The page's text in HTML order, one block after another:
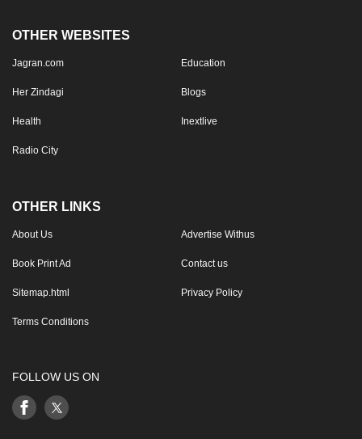
OTHER WEBSITES
Jagran.com Education
Her Zindagi Blogs
Health Inextlive
Radio City
OTHER LINKS
About Us Advertise Withus
Book Print Ad Contact us
Sitemap.html Privacy Policy
Terms Conditions
FOLLOW US ON